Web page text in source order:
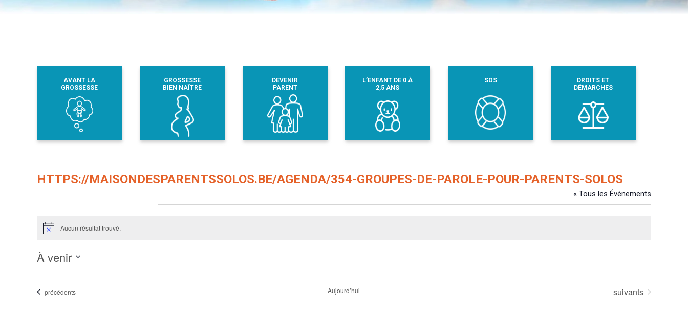
AVANT LA
GROSSESSE
GROSSESSE
BIEN NAÎTRE
DEVENIR
PARENT
L’ENFANT DE 0 À
2,5 ANS
SOS
DROITS ET
DÉMARCHES
HTTPS://MAISONDESPARENTSSOLOS.BE/AGENDA/354-GROUPES-DE-PAROLE-POUR-PARENTS-SOLOS
« Tous les Évènements
Notice Aucun résultat trouvé.
À venir
date.Évènements
précédents Aujourd’hui Évènements
suivants